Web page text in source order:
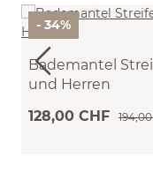
- 34%
Bademantel
und Herren
L/XL)
128,00 CHF